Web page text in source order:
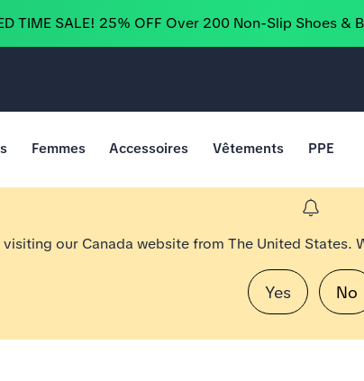
TIME SALE! 25% OFF Over 200 Non-Slip Shoes &
Femmes Accessoires Vêtements PPE
our Canada website from The United
Yes No